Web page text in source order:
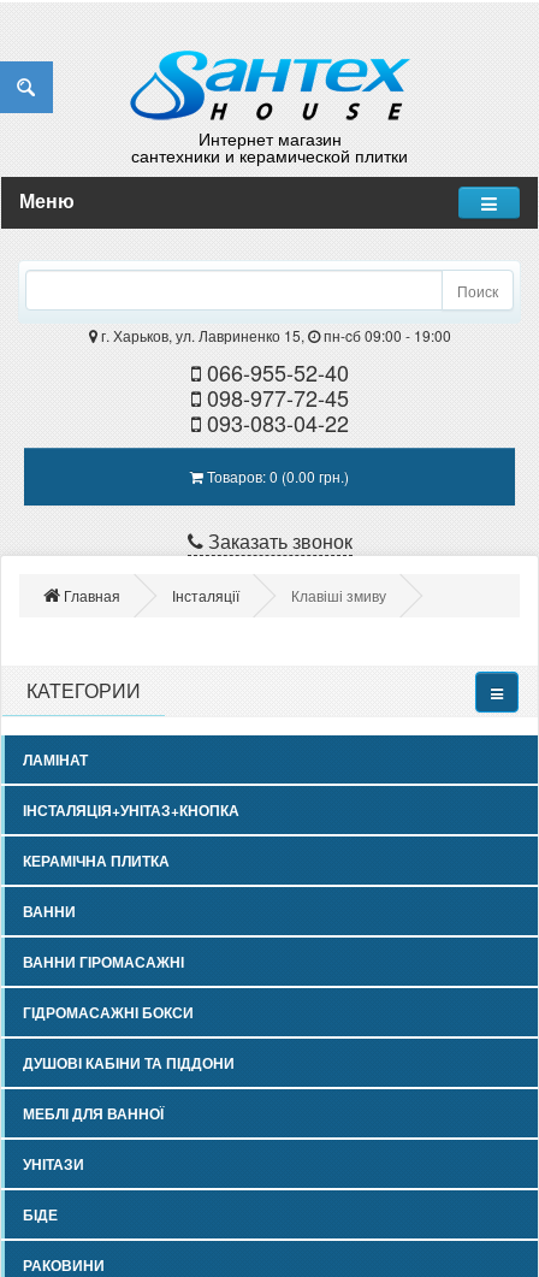
Интернет магазин
сантехники и керамической плитки
Меню
Поиск
г. Харьков, ул. Лавриненко 15, пн-cб 09:00 - 19:00
066-955-52-40
098-977-72-45
093-083-04-22
Товаров: 0 (0.00 грн.)
Заказать звонок
Главная Інсталяції Клавіші змиву
КАТЕГОРИИ
ЛАМІНАТ
ІНСТАЛЯЦІЯ+УНІТАЗ+КНОПКА
КЕРАМІЧНА ПЛИТКА
ВАННИ
ВАННИ ГІРОМАСАЖНІ
ГІДРОМАСАЖНІ БОКСИ
ДУШОВІ КАБІНИ ТА ПІДДОНИ
МЕБЛІ ДЛЯ ВАННОЇ
УНІТАЗИ
БІДЕ
РАКОВИНИ